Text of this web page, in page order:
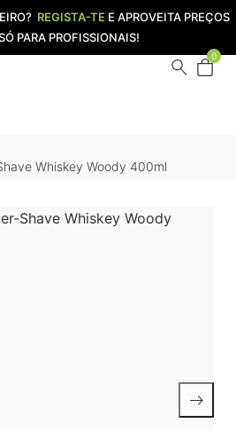
REGISTA-TE E APROVEITA PREÇOS
PARA PROFISSIONAIS!
0
Whiskey Woody 400ml